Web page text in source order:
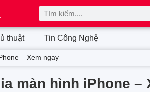
thuật Tin Công Nghệ
– Xem ngay
màn hình iPhone –